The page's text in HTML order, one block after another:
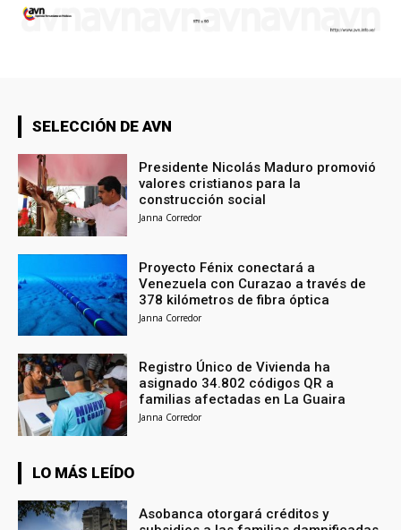
SELECCIÓN DE AVN
Presidente Nicolás Maduro promovió
valores cristianos para la
construcción social
Janna Corredor
Proyecto Fénix conectará a
Venezuela con Curazao a través de
378 kilómetros de fibra óptica
Janna Corredor
Registro Único de Vivienda ha
asignado 34.802 códigos QR a
familias afectadas en La Guaira
Janna Corredor
LO MÁS LEÍDO
Asobanca otorgará créditos y